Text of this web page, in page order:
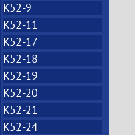
К52-9
К52-11
К52-17
К52-18
К52-19
К52-20
К52-21
К52-24